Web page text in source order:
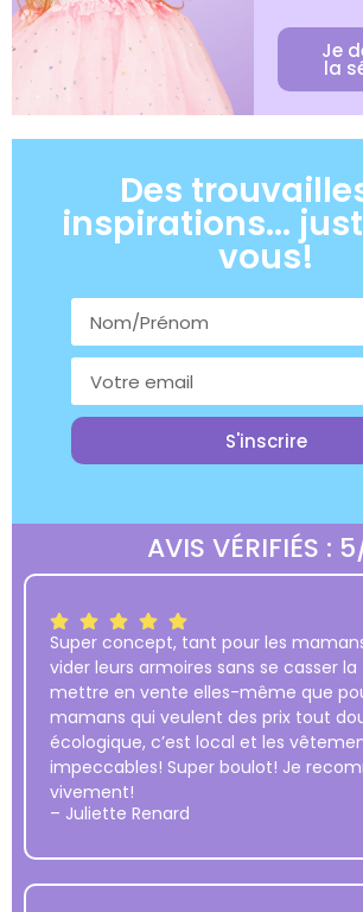
Je
la
Des
inspirations...
vous!
S'inscrire
AVIS VÉRIFIÉS :
Super concept, tant pour les
vider leurs armoires sans se casser
mettre en vente elles-même que
mamans qui veulent des prix tout
écologique, c’est local et les
impeccables! Super boulot! Je
vivement!
– Juliette Renard